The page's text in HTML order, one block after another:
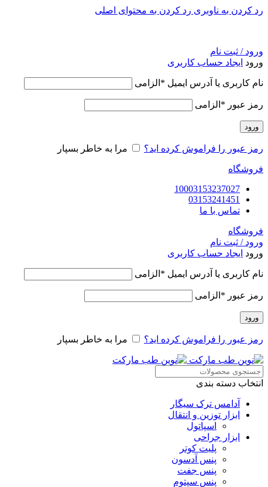
رد کردن به ناوبری رد کردن به محتوای اصلی
ورود / ثبت نام
ورود ایجاد حساب کاربری
نام کاربری یا آدرس ایمیل * الزامی
رمز عبور * الزامی
ورود
رمز عبور را فراموش کرده اید؟ مرا به خاطر بسپار
فروشگاه
10003153237027
03153241451
تماس با ما
فروشگاه
ورود / ثبت نام
ورود ایجاد حساب کاربری
نام کاربری یا آدرس ایمیل * الزامی
رمز عبور * الزامی
ورود
رمز عبور را فراموش کرده اید؟ مرا به خاطر بسپار
انتخاب دسته بندی
آدامس ترک سیگار
ابزار توزین و انتقال
اسپاتول
ابزار جراحی
پلیت کوتر
پنس آدسون
پنس جفت
پنس سپتوم